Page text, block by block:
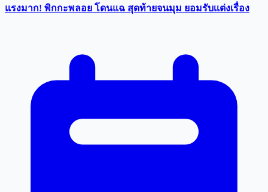
แรงมาก! พิกกะพลอย โดนแฉ สุดท้ายจนมุม ยอมรับเเต่งเรื่อง